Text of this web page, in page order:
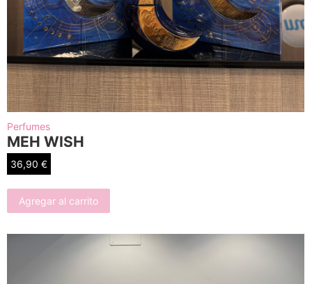
Perfumes
MEH WISH
36,90 €
Agregar al carrito